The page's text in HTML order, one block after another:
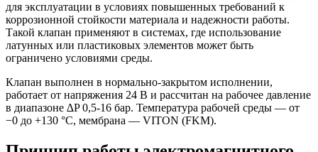
для эксплуатации в условиях повышенных требований к
коррозионной стойкости материала и надежности работы.
Такой клапан применяют в системах, где использование
латунных или пластиковых элементов может быть
ограничено условиями среды.
Клапан выполнен в нормально-закрытом исполнении,
работает от напряжения 24 В и рассчитан на рабочее давление
в диапазоне ∆P 0,5-16 бар. Температура рабочей среды — от
−0 до +130 °C, мембрана — VITON (FKM).